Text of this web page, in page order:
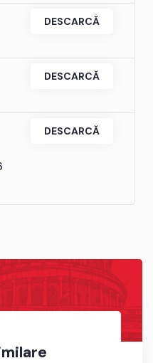
DESCARCĂ
DESCARCĂ
DESCARCĂ